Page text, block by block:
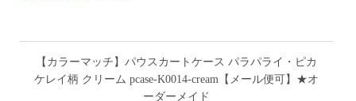
【カラーマッチ】パウスカートケース パラパライ・ピカ
ケレイ柄 クリーム pcase-K0014-cream【メール便可】★オ
ーダーメイド